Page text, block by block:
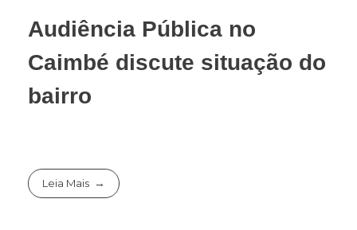
Audiência Pública no
Caimbé discute situação do
bairro
Leia Mais